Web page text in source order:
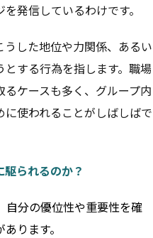
発信しているわけです。
うした地位や力関係、あるい
する行為を指します。職場
ケースも多く、グループ内
使われることがしばしばで
られるのか？
自分の優位性や重要性を確
ります。